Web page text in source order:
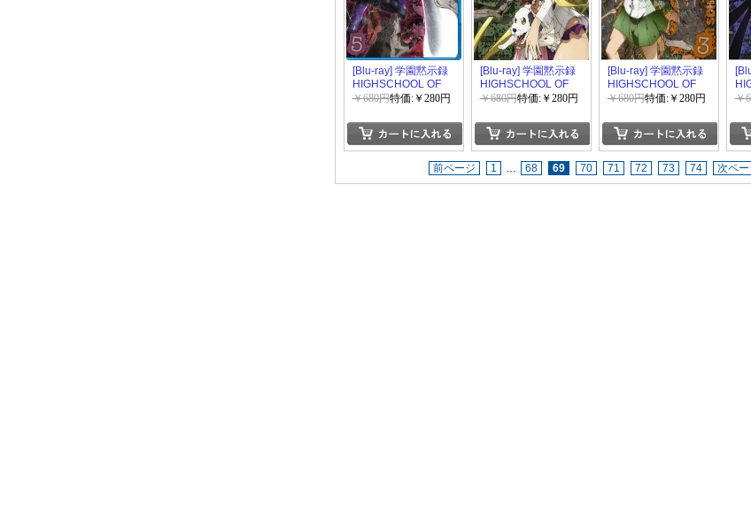
[Blu-ray] 学園黙示録
HIGHSCHOOL OF
THE DEAD 5
￥680円特価:￥280円
[Blu-ray] 学園黙示録
HIGHSCHOOL OF
THE DEAD 4
￥680円特価:￥280円
[Blu-ray] 学園黙示録
HIGHSCHOOL OF
THE DEAD 3
￥680円特価:￥280円 ￥
前ページ 1 … 68 69 70 71 72 73 74 次ペー